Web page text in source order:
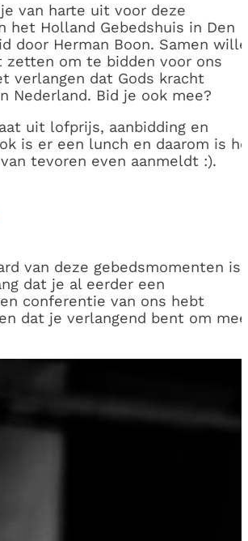
van harte uit voor deze
het Holland Gebedshuis in Den
door Herman Boon. Samen
zetten om te bidden voor ons
verlangen dat Gods kracht
Nederland. Bid je ook mee?
uit lofprijs, aanbidding en
is er een lunch en daarom is
tevoren even aanmeldt :).
van deze gebedsmomenten is
dat je al eerder een
conferentie van ons hebt
dat je verlangend bent om mee